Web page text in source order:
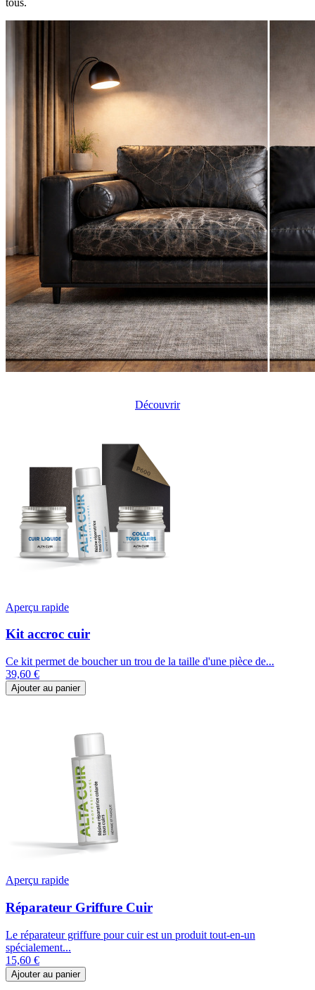
Découvrir
Aperçu rapide
Kit accroc cuir
Ce kit permet de boucher un trou de la taille d'une pièce de...
39,60 €
Ajouter au panier
Aperçu rapide
Réparateur Griffure Cuir
Le réparateur griffure pour cuir est un produit tout-en-un
spécialement...
15,60 €
Ajouter au panier